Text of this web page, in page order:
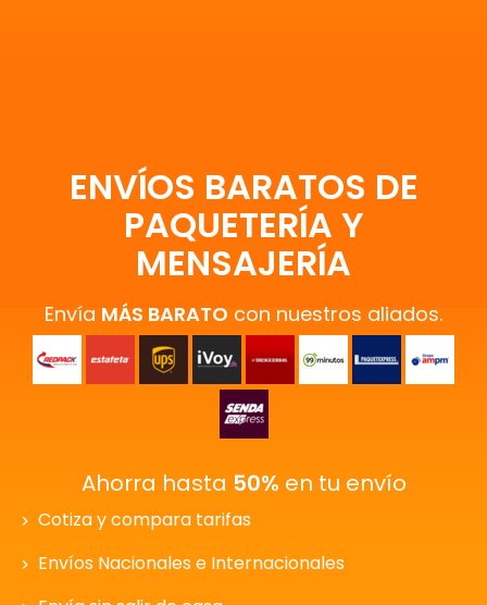
ENVÍOS BARATOS DE
PAQUETERÍA Y
MENSAJERÍA
Envía MÁS BARATO con nuestros aliados.
Ahorra hasta 50% en tu envío
Cotiza y compara tarifas
Envíos Nacionales e Internacionales